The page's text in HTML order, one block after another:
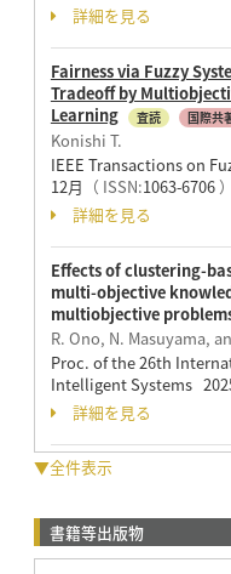
詳細を見る
Fairness via Fuzzy
Tradeoff by
Learning
査読 国際共
Konishi T.
IEEE Transactions on
12月 （ ISSN:1063-6706）
詳細を見る
Effects of clustering-
multi-objective
multiobjective
R. Ono, N. Masuyama,
Proc. of the 26th
Intelligent Systems
詳細を見る
▼全件表示
書籍等出版物